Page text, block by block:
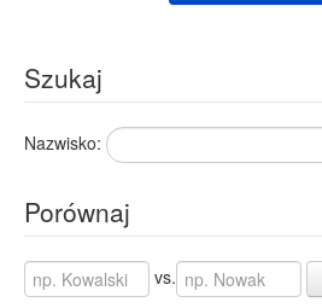
Szukaj
Nazwisko:
Porównaj
vs.